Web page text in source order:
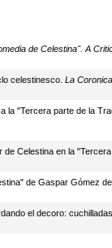
de Celestina". A
celestinesco. La Coronica
la "Tercera parte de la
Celestina en la
de Gaspar Gómez
el decoro: